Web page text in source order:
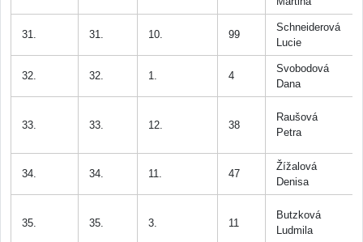
31. 31. 10. 99
Schneiderová
Lucie
32. 32. 1. 4
Svobodová
Dana
33. 33. 12. 38
Raušová
Petra
34. 34. 11. 47
Žížalová
Denisa
35. 35. 3. 11
Butzková
Ludmila